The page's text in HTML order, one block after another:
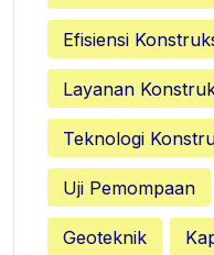
Efisiensi
Layanan
Teknologi
Uji Pemompaan
Geoteknik